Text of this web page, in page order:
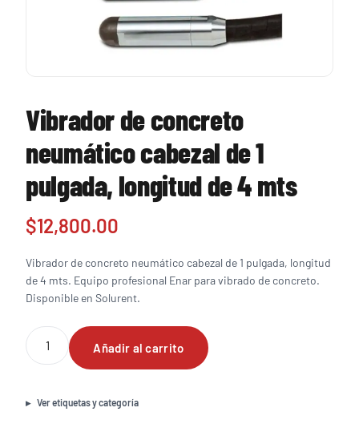
Vibrador de concreto
neumático cabezal de 1
pulgada, longitud de 4 mts
$12,800.00
Vibrador de concreto neumático cabezal de 1 pulgada, longitud
de 4 mts. Equipo profesional Enar para vibrado de concreto.
Disponible en Solurent.
Vibrador
de
concreto
cabezal
Añadir al carrito
Ver etiquetas y categoría